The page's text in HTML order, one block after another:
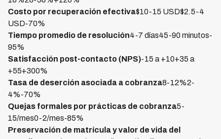
Costo por recuperación efectiva$10-15 USD$2.5-4
USD-70%
Tiempo promedio de resolución4-7 días45-90 minutos-
95%
Satisfacción post-contacto (NPS)-15 a +10+35 a
+55+300%
Tasa de deserción asociada a cobranza8-12%2-
4%-70%
Quejas formales por prácticas de cobranza5-
15/mes0-2/mes-85%
Preservación de matrícula y valor de vida del